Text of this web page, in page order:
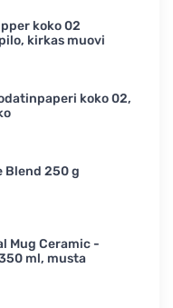
koko 02
kirkas muovi
koko 02,
Blend 250 g
Mug Ceramic -
ml, musta